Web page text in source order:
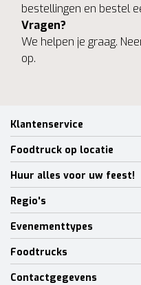
bestellingen en bestel
Vragen?
We helpen je graag.
op.
Klantenservice
Foodtruck op locatie
Huur alles voor uw feest!
Regio's
Evenementtypes
Foodtrucks
Contactgegevens